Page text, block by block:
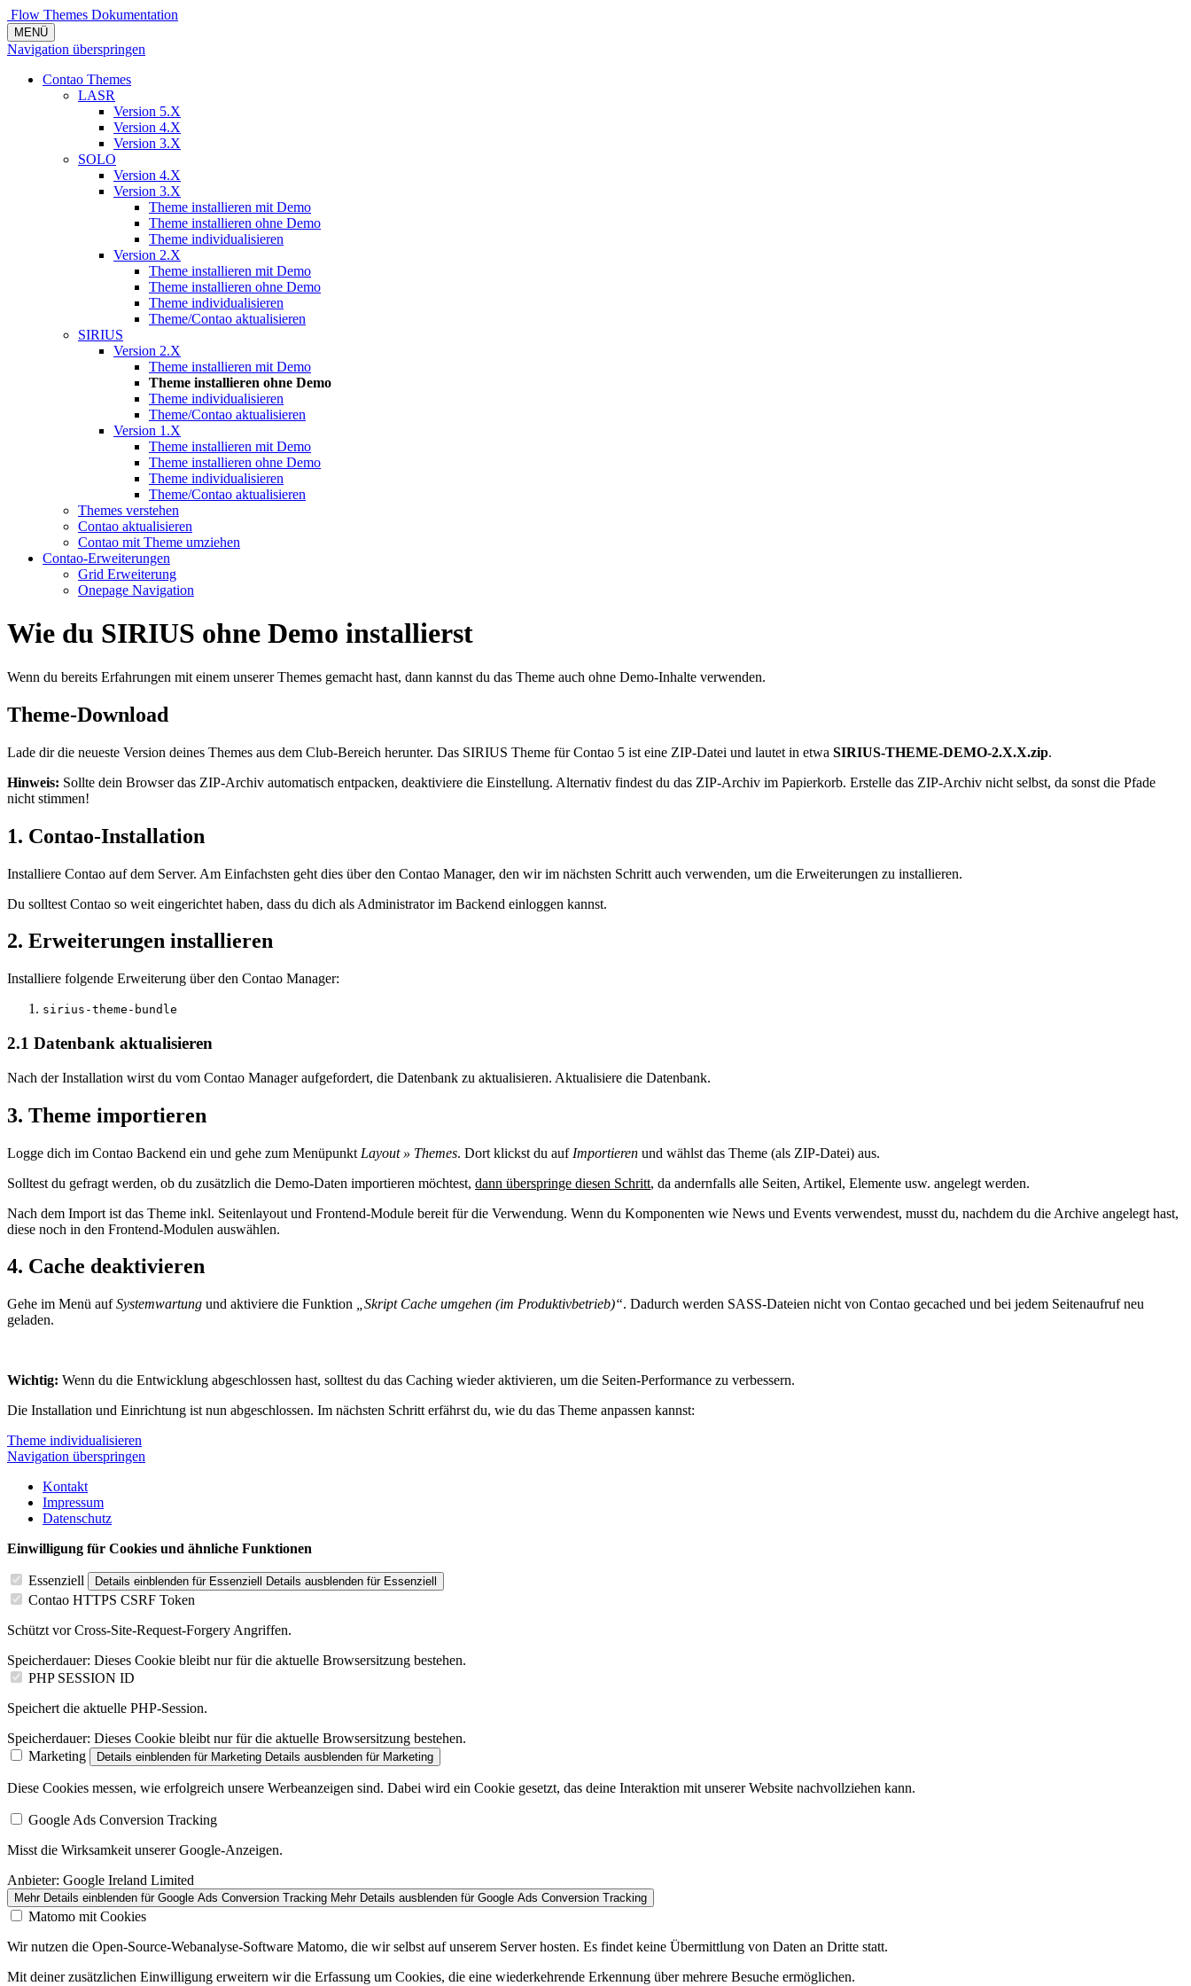
Flow Themes Dokumentation
MENÜ
Navigation überspringen
Contao Themes
LASR
Version 5.X
Version 4.X
Version 3.X
SOLO
Version 4.X
Version 3.X
Theme installieren mit Demo
Theme installieren ohne Demo
Theme individualisieren
Version 2.X
Theme installieren mit Demo
Theme installieren ohne Demo
Theme individualisieren
Theme/Contao aktualisieren
SIRIUS
Version 2.X
Theme installieren mit Demo
Theme installieren ohne Demo
Theme individualisieren
Theme/Contao aktualisieren
Version 1.X
Theme installieren mit Demo
Theme installieren ohne Demo
Theme individualisieren
Theme/Contao aktualisieren
Themes verstehen
Contao aktualisieren
Contao mit Theme umziehen
Contao-Erweiterungen
Grid Erweiterung
Onepage Navigation
Wie du SIRIUS ohne Demo installierst
Wenn du bereits Erfahrungen mit einem unserer Themes gemacht hast, dann kannst du das Theme auch ohne Demo-Inhalte verwenden.
Theme-Download
Lade dir die neueste Version deines Themes aus dem Club-Bereich herunter. Das SIRIUS Theme für Contao 5 ist eine ZIP-Datei und lautet in etwa SIRIUS-THEME-DEMO-2.X.X.zip.
Hinweis: Sollte dein Browser das ZIP-Archiv automatisch entpacken, deaktiviere die Einstellung. Alternativ findest du das ZIP-Archiv im Papierkorb. Erstelle das ZIP-Archiv nicht selbst, da sonst die Pfade
nicht stimmen!
1. Contao-Installation
Installiere Contao auf dem Server. Am Einfachsten geht dies über den Contao Manager, den wir im nächsten Schritt auch verwenden, um die Erweiterungen zu installieren.
Du solltest Contao so weit eingerichtet haben, dass du dich als Administrator im Backend einloggen kannst.
2. Erweiterungen installieren
Installiere folgende Erweiterung über den Contao Manager:
sirius-theme-bundle
2.1 Datenbank aktualisieren
Nach der Installation wirst du vom Contao Manager aufgefordert, die Datenbank zu aktualisieren. Aktualisiere die Datenbank.
3. Theme importieren
Logge dich im Contao Backend ein und gehe zum Menüpunkt Layout » Themes. Dort klickst du auf Importieren und wählst das Theme (als ZIP-Datei) aus.
Solltest du gefragt werden, ob du zusätzlich die Demo-Daten importieren möchtest, dann überspringe diesen Schritt, da andernfalls alle Seiten, Artikel, Elemente usw. angelegt werden.
Nach dem Import ist das Theme inkl. Seitenlayout und Frontend-Module bereit für die Verwendung. Wenn du Komponenten wie News und Events verwendest, musst du, nachdem du die Archive angelegt hast,
diese noch in den Frontend-Modulen auswählen.
4. Cache deaktivieren
Gehe im Menü aufSystemwartung und aktiviere die Funktion „Skript Cache umgehen (im Produktivbetrieb)“. Dadurch werden SASS-Dateien nicht von Contao gecached und bei jedem Seitenaufruf neu
geladen.
Wichtig: Wenn du die Entwicklung abgeschlossen hast, solltest du das Caching wieder aktivieren, um die Seiten-Performance zu verbessern.
Die Installation und Einrichtung ist nun abgeschlossen. Im nächsten Schritt erfährst du, wie du das Theme anpassen kannst:
Theme individualisieren
Navigation überspringen
Kontakt
Impressum
Datenschutz
Einwilligung für Cookies und ähnliche Funktionen
Essenziell Details einblenden für Essenziell Details ausblenden für Essenziell
Contao HTTPS CSRF Token
Schützt vor Cross-Site-Request-Forgery Angriffen.
Speicherdauer: Dieses Cookie bleibt nur für die aktuelle Browsersitzung bestehen.
PHP SESSION ID
Speichert die aktuelle PHP-Session.
Speicherdauer: Dieses Cookie bleibt nur für die aktuelle Browsersitzung bestehen.
Marketing
Details einblenden für Marketing Details ausblenden für Marketing
Diese Cookies messen, wie erfolgreich unsere Werbeanzeigen sind. Dabei wird ein Cookie gesetzt, das deine Interaktion mit unserer Website nachvollziehen kann.
Google Ads Conversion Tracking
Misst die Wirksamkeit unserer Google-Anzeigen.
Anbieter: Google Ireland Limited
Mehr Details einblenden für Google Ads Conversion Tracking Mehr Details ausblenden für Google Ads Conversion Tracking
Matomo mit Cookies
Wir nutzen die Open-Source-Webanalyse-Software Matomo, die wir selbst auf unserem Server hosten. Es findet keine Übermittlung von Daten an Dritte statt.
Mit deiner zusätzlichen Einwilligung erweitern wir die Erfassung um Cookies, die eine wiederkehrende Erkennung über mehrere Besuche ermöglichen.